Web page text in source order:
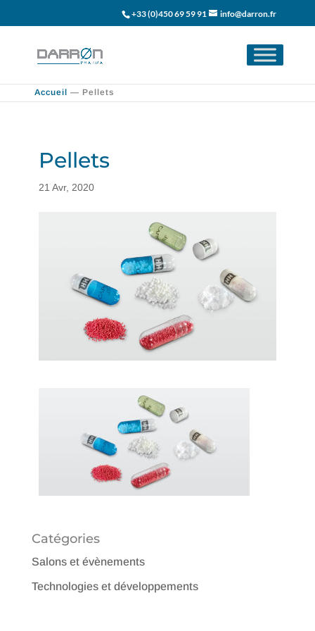
+33 (0)450 69 59 91 info@darron.fr
Accueil — Pellets
Pellets
21 Avr, 2020
Catégories
Salons et évènements
Technologies et développements